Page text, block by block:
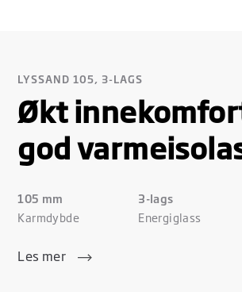
LYSSAND 105, 3-LAGS
Økt
god
105 mm
Karmdybde
3-lags
Energiglass
Les mer